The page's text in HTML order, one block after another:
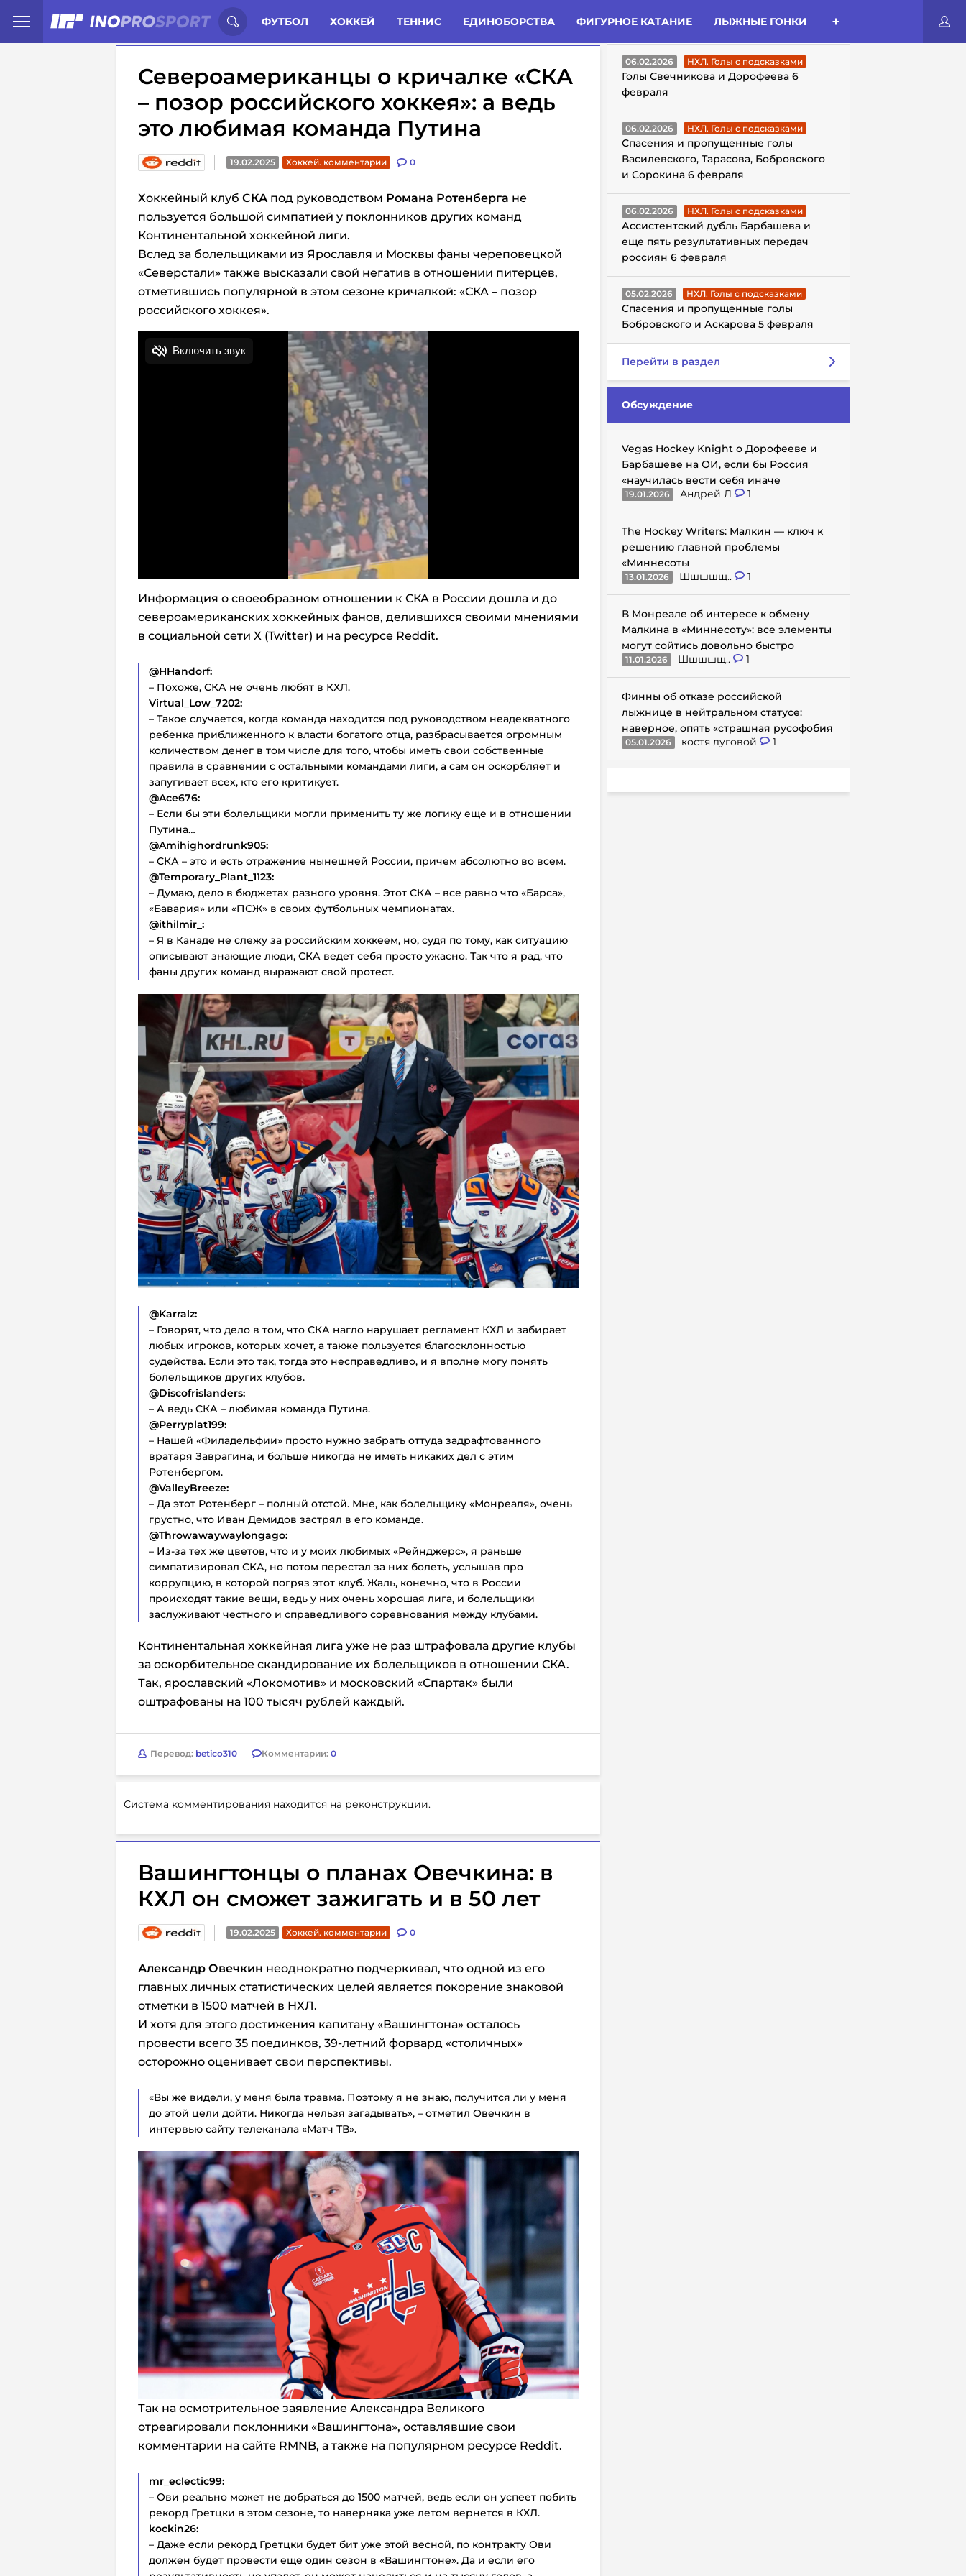
ФУТБОЛ ХОККЕЙ ТЕННИС ЕДИНОБОРСТВА ФИГУРНОЕ КАТАНИЕ ЛЫЖНЫЕ ГОНКИ
Иностранцы о спорте России: Статьи Комменты Новости
Североамериканцы о кричалке «СКА
– позор российского хоккея»: а ведь
это любимая команда Путина
19.02.2025 Хоккей. комментарии 0
Хоккейный клуб СКА под руководством Романа Ротенберга не
пользуется большой симпатией у поклонников других команд
Континентальной хоккейной лиги.
Вслед за болельщиками из Ярославля и Москвы фаны череповецкой
«Северстали» также высказали свой негатив в отношении питерцев,
отметившись популярной в этом сезоне кричалкой: «СКА – позор
российского хоккея».
Информация о своеобразном отношении к СКА в России дошла и до
североамериканских хоккейных фанов, делившихся своими мнениями
в социальной сети X (Twitter) и на ресурсе Reddit.
@HHandorf:
– Похоже, СКА не очень любят в КХЛ.
Virtual_Low_7202:
– Такое случается, когда команда находится под руководством неадекватного
ребенка приближенного к власти богатого отца, разбрасывается огромным
количеством денег в том числе для того, чтобы иметь свои собственные
правила в сравнении с остальными командами лиги, а сам он оскорбляет и
запугивает всех, кто его критикует.
@Ace676:
– Если бы эти болельщики могли применить ту же логику еще и в отношении
Путина…
@Amihighordrunk905:
– СКА – это и есть отражение нынешней России, причем абсолютно во всем.
@Temporary_Plant_1123:
– Думаю, дело в бюджетах разного уровня. Этот СКА – все равно что «Барса»,
«Бавария» или «ПСЖ» в своих футбольных чемпионатах.
@ithilmir_:
– Я в Канаде не слежу за российским хоккеем, но, судя по тому, как ситуацию
описывают знающие люди, СКА ведет себя просто ужасно. Так что я рад, что
фаны других команд выражают свой протест.
@Karralz:
– Говорят, что дело в том, что СКА нагло нарушает регламент КХЛ и забирает
любых игроков, которых хочет, а также пользуется благосклонностью
судейства. Если это так, тогда это несправедливо, и я вполне могу понять
болельщиков других клубов.
@Discofrislanders:
– А ведь СКА – любимая команда Путина.
@Perryplat199:
– Нашей «Филадельфии» просто нужно забрать оттуда задрафтованного
вратаря Заврагина, и больше никогда не иметь никаких дел с этим
Ротенбергом.
@ValleyBreeze:
– Да этот Ротенберг – полный отстой. Мне, как болельщику «Монреаля», очень
грустно, что Иван Демидов застрял в его команде.
@Throwawaywaylongago:
– Из-за тех же цветов, что и у моих любимых «Рейнджерс», я раньше
симпатизировал СКА, но потом перестал за них болеть, услышав про
коррупцию, в которой погряз этот клуб. Жаль, конечно, что в России
происходят такие вещи, ведь у них очень хорошая лига, и болельщики
заслуживают честного и справедливого соревнования между клубами.
Континентальная хоккейная лига уже не раз штрафовала другие клубы
за оскорбительное скандирование их болельщиков в отношении СКА.
Так, ярославский «Локомотив» и московский «Спартак» были
оштрафованы на 100 тысяч рублей каждый.
Перевод: betico310 Комментарии: 0
Система комментирования находится на реконструкции.
Вашингтонцы о планах Овечкина: в
КХЛ он сможет зажигать и в 50 лет
19.02.2025 Хоккей. комментарии 0
Александр Овечкин неоднократно подчеркивал, что одной из его
главных личных статистических целей является покорение знаковой
отметки в 1500 матчей в НХЛ.
И хотя для этого достижения капитану «Вашингтона» осталось
провести всего 35 поединков, 39-летний форвард «столичных»
осторожно оценивает свои перспективы.
«Вы же видели, у меня была травма. Поэтому я не знаю, получится ли у меня
до этой цели дойти. Никогда нельзя загадывать», – отметил Овечкин в
интервью сайту телеканала «Матч ТВ».
Так на осмотрительное заявление Александра Великого
отреагировали поклонники «Вашингтона», оставлявшие свои
комментарии на сайте RMNB, а также на популярном ресурсе Reddit.
mr_eclectic99:
– Ови реально может не добраться до 1500 матчей, ведь если он успеет побить
рекорд Гретцки в этом сезоне, то наверняка уже летом вернется в КХЛ.
kockin26:
– Даже если рекорд Гретцки будет бит уже этой весной, по контракту Ови
должен будет провести еще один сезон в «Вашингтоне». Да и если его
ГОЛЫ С ПОДСКАЗКАМИ
06.02.2026 НХЛ. Голы с подсказками
Голы Свечникова и Дорофеева 6
февраля
06.02.2026 НХЛ. Голы с подсказками
Спасения и пропущенные голы
Василевского, Тарасова, Бобровского
и Сорокина 6 февраля
06.02.2026 НХЛ. Голы с подсказками
Ассистентский дубль Барбашева и
еще пять результативных передач
россиян 6 февраля
05.02.2026 НХЛ. Голы с подсказками
Спасения и пропущенные голы
Бобровского и Аскарова 5 февраля
Перейти в раздел
Обсуждение
Vegas Hockey Knight о Дорофееве и
Барбашеве на ОИ, если бы Россия
«научилась вести себя иначе
19.01.2026 Андрей Л 1
The Hockey Writers: Малкин — ключ к
решению главной проблемы
«Миннесоты
13.01.2026 Шшшшщ.. 1
В Монреале об интересе к обмену
Малкина в «Миннесоту»: все элементы
могут сойтись довольно быстро
11.01.2026 Шшшшщ.. 1
Финны об отказе российской
лыжнице в нейтральном статусе:
наверное, опять «страшная русофобия
05.01.2026 костя луговой 1